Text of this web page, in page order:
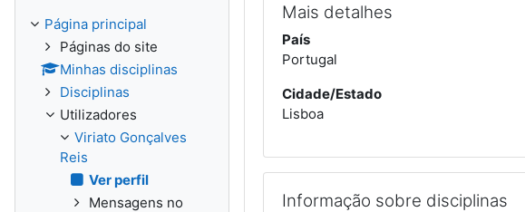
Mais detalhes
País
Portugal
Cidade/Estado
Lisboa
Informação sobre disciplinas
Página principal
Páginas do site
Minhas disciplinas
Disciplinas
Utilizadores
Viriato Gonçalves
Reis
Ver perfil
Mensagens no